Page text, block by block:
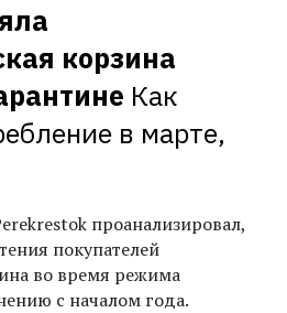
корзина
Как
в марте,
проанализировал,
покупателей
во время режима
с началом года.